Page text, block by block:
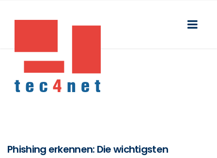
Phishing erkennen: Die wichtigsten